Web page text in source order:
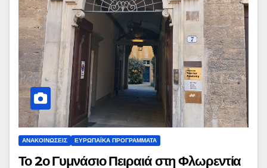
ΑΝΑΚΟΙΝΏΣΕΙΣ ΕΥΡΩΠΑΪΚΆ ΠΡΟΓΡΆΜΜΑΤΑ
Το 2ο Γυμνάσιο Πειραιά στη Φλωρεντία